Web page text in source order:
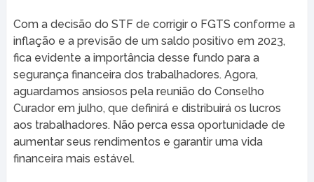
Com a decisão do STF de corrigir o FGTS conforme a
inflação e a previsão de um saldo positivo em 2023,
fica evidente a importância desse fundo para a
segurança financeira dos trabalhadores. Agora,
aguardamos ansiosos pela reunião do Conselho
Curador em julho, que definirá e distribuirá os lucros
aos trabalhadores. Não perca essa oportunidade de
aumentar seus rendimentos e garantir uma vida
financeira mais estável.